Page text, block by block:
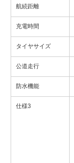
航続距離
充電時間
タイヤサイズ
公道走行
防水機能
仕様3